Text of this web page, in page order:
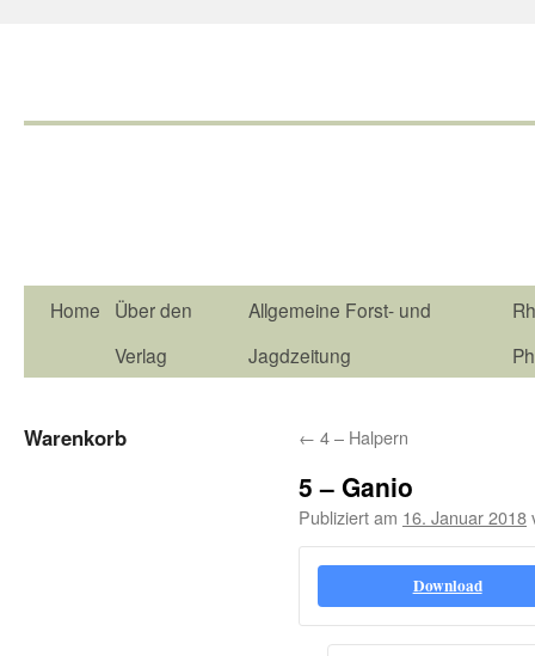
Home
Über den
Verlag
Allgemeine Forst- und
Jagdzeitung
← 4 – Halpern
5 – Ganio
Publiziert am 16. Januar 2018
Download
Warenkorb